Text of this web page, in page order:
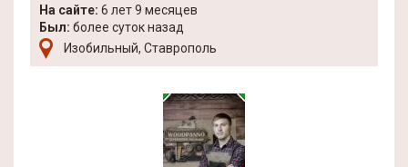
На сайте: 6 лет 9 месяцев
Был: более суток назад
Изобильный, Ставрополь